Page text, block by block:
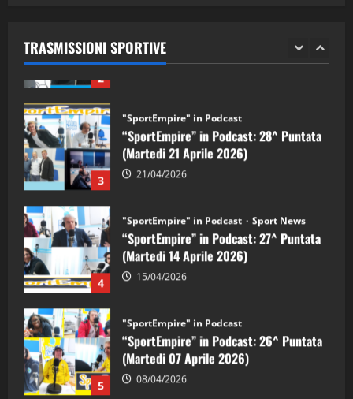
TRASMISSIONI SPORTIVE
2 28/04/2026
3
“SportEmpire” in Podcast: 28^ Puntata
(Martedi 21 Aprile 2026)
21/04/2026
4
“SportEmpire” in Podcast: 27^ Puntata
(Martedi 14 Aprile 2026)
15/04/2026
5
“SportEmpire” in Podcast: 26^ Puntata
(Martedi 07 Aprile 2026)
08/04/2026